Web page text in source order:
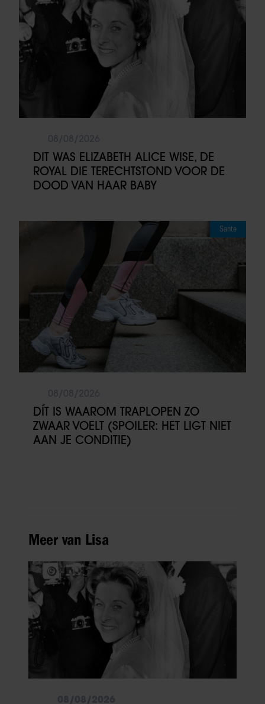
DIT WAS ELIZABETH ALICE WISE, DE
ROYAL DIE TERECHTSTOND VOOR DE
DOOD VAN HAAR BABY
Sante
DÍT IS WAAROM TRAPLOPEN ZO
ZWAAR VOELT (SPOILER: HET LIGT NIET
AAN JE CONDITIE)
Meer van Lisa